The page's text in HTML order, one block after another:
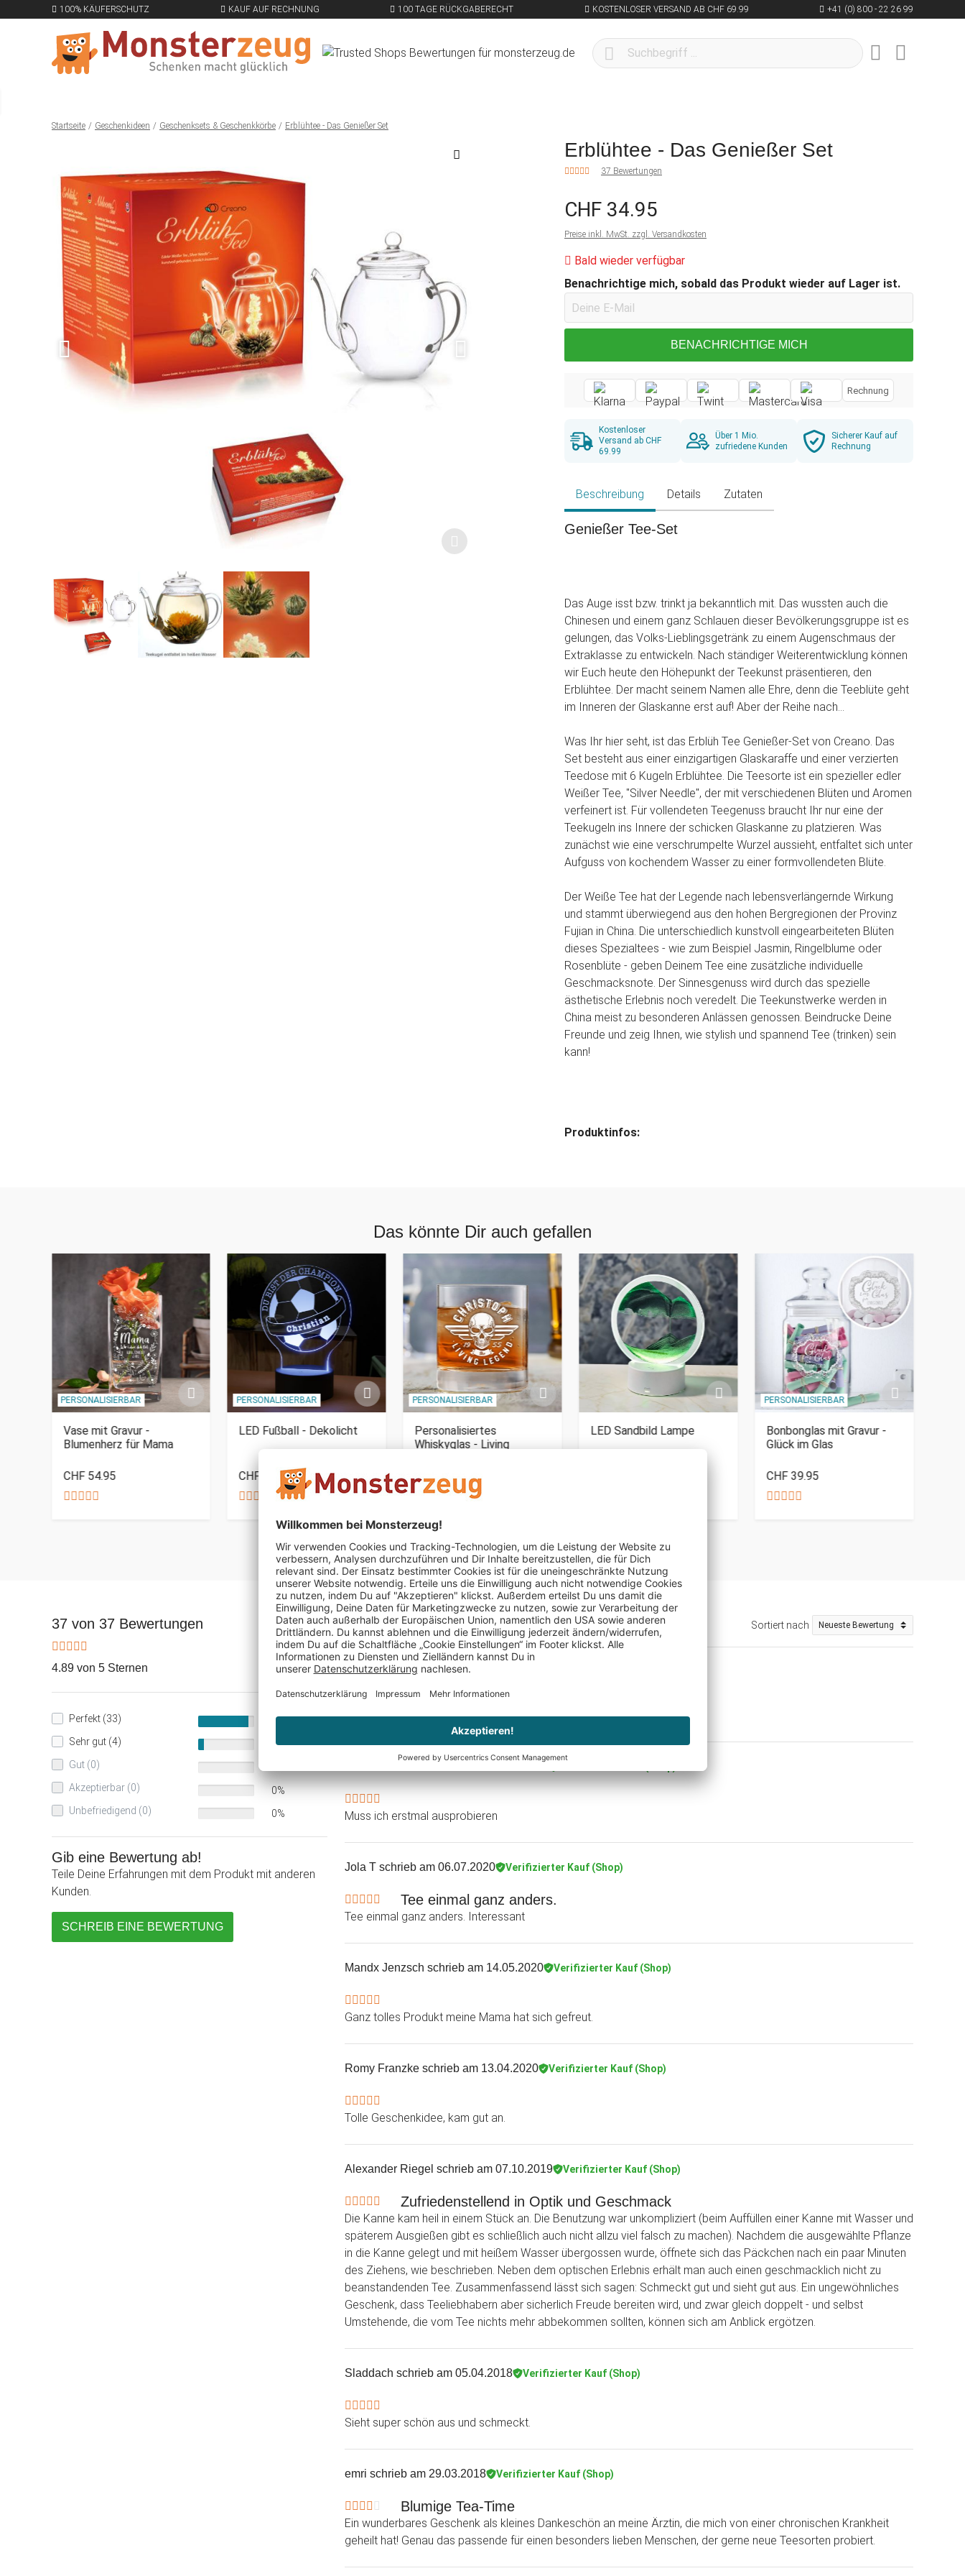
100% KÄUFERSCHUTZ KAUF AUF RECHNUNG 100 TAGE RÜCKGABERECHT KOSTENLOSER VERSAND AB CHF 69.99 +41 (0) 800 - 22 26 99
Startseite Geschenkideen Geschenksets & Geschenkkörbe Erblühtee - Das Genießer Set
Erblühtee - Das Genießer Set
37 Bewertungen
CHF 34.95
Preise inkl. MwSt. zzgl. Versandkosten
Bald wieder verfügbar
Benachrichtige mich, sobald das Produkt wieder auf Lager ist.
BENACHRICHTIGE MICH
Rechnung
Kostenloser
Versand ab CHF
69.99
Über 1 Mio.
zufriedene Kunden
Sicherer Kauf auf
Rechnung
Beschreibung Details Zutaten
Genießer Tee-Set
Das Auge isst bzw. trinkt ja bekanntlich mit. Das wussten auch die
Chinesen und einem ganz Schlauen dieser Bevölkerungsgruppe ist es
gelungen, das Volks-Lieblingsgetränk zu einem Augenschmaus der
Extraklasse zu entwickeln. Nach ständiger Weiterentwicklung können
wir Euch heute den Höhepunkt der Teekunst präsentieren, den
Erblühtee. Der macht seinem Namen alle Ehre, denn die Teeblüte geht
im Inneren der Glaskanne erst auf! Aber der Reihe nach...
Was Ihr hier seht, ist das Erblüh Tee Genießer-Set von Creano. Das
Set besteht aus einer einzigartigen Glaskaraffe und einer verzierten
Teedose mit 6 Kugeln Erblühtee. Die Teesorte ist ein spezieller edler
Weißer Tee, "Silver Needle", der mit verschiedenen Blüten und Aromen
verfeinert ist. Für vollendeten Teegenuss braucht Ihr nur eine der
Teekugeln ins Innere der schicken Glaskanne zu platzieren. Was
zunächst wie eine verschrumpelte Wurzel aussieht, entfaltet sich unter
Aufguss von kochendem Wasser zu einer formvollendeten Blüte.
Der Weiße Tee hat der Legende nach lebensverlängernde Wirkung
und stammt überwiegend aus den hohen Bergregionen der Provinz
Fujian in China. Die unterschiedlich kunstvoll eingearbeiteten Blüten
dieses Spezialtees - wie zum Beispiel Jasmin, Ringelblume oder
Rosenblüte - geben Deinem Tee eine zusätzliche individuelle
Geschmacksnote. Der Sinnesgenuss wird durch das spezielle
ästhetische Erlebnis noch veredelt. Die Teekunstwerke werden in
China meist zu besonderen Anlässen genossen. Beindrucke Deine
Freunde und zeig Ihnen, wie stylish und spannend Tee (trinken) sein
kann!
Produktinfos:
Das könnte Dir auch gefallen
PERSONALISIERBAR
Vase mit Gravur -
Blumenherz für Mama
CHF 54.95
PERSONALISIERBAR
LED Fußball - Dekolicht
CHF 49.95
PERSONALISIERBAR
Personalisiertes
Whiskyglas - Living
CHF 29.95
LED Sandbild Lampe
PERSONALISIERBAR
Bonbonglas mit Gravur -
Glück im Glas
CHF 39.95
37 von 37 Bewertungen
4.89 von 5 Sternen
Perfekt (33)
89%
Sehr gut (4)
11%
Gut (0)
Akzeptierbar (0)
0%
Unbefriedigend (0)
0%
Gib eine Bewertung ab!
Teile Deine Erfahrungen mit dem Produkt mit anderen
Kunden.
SCHREIB EINE BEWERTUNG
Sortiert nach
Anke Jackschschrieb am 10.02.2021
Sicher verpackt und der Tee schmeckt super lecker, gerne wieder.
schrieb am 21.12.2020
Muss ich erstmal ausprobieren
Jola T schrieb am 06.07.2020 Verifizierter Kauf (Shop)
Tee einmal ganz anders.
Tee einmal ganz anders. Interessant
Mandx Jenzsch schrieb am 14.05.2020 Verifizierter Kauf (Shop)
Ganz tolles Produkt meine Mama hat sich gefreut.
Romy Franzke schrieb am 13.04.2020 Verifizierter Kauf (Shop)
Tolle Geschenkidee, kam gut an.
Alexander Riegel schrieb am 07.10.2019 Verifizierter Kauf (Shop)
Zufriedenstellend in Optik und Geschmack
Die Kanne kam heil in einem Stück an. Die Benutzung war unkompliziert (beim Auffüllen einer Kanne mit Wasser und
späterem Ausgießen gibt es schließlich auch nicht allzu viel falsch zu machen). Nachdem die ausgewählte Pflanze
in die Kanne gelegt und mit heißem Wasser übergossen wurde, öffnete sich das Päckchen nach ein paar Minuten
des Ziehens, wie beschrieben. Neben dem optischen Erlebnis erhält man auch einen geschmacklich nicht zu
beanstandenden Tee. Zusammenfassend lässt sich sagen: Schmeckt gut und sieht gut aus. Ein ungewöhnliches
Geschenk, dass Teeliebhabern aber sicherlich Freude bereiten wird, und zwar gleich doppelt - und selbst
Umstehende, die vom Tee nichts mehr abbekommen sollten, können sich am Anblick ergötzen.
Sladdach schrieb am 05.04.2018 Verifizierter Kauf (Shop)
Sieht super schön aus und schmeckt.
emri schrieb am 29.03.2018 Verifizierter Kauf (Shop)
Blumige Tea-Time
Ein wunderbares Geschenk als kleines Dankeschön an meine Ärztin, die mich von einer chronischen Krankheit
geheilt hat! Genau das passende für einen besonders lieben Menschen, der gerne neue Teesorten probiert.